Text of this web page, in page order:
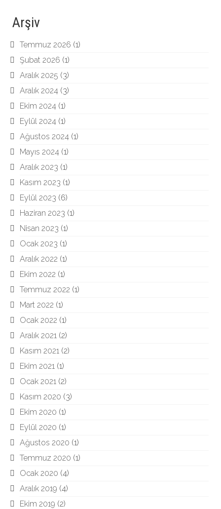
Arşiv
Temmuz 2026 (1)
Şubat 2026 (1)
Aralık 2025 (3)
Aralık 2024 (3)
Ekim 2024 (1)
Eylül 2024 (1)
Ağustos 2024 (1)
Mayıs 2024 (1)
Aralık 2023 (1)
Kasım 2023 (1)
Eylül 2023 (6)
Haziran 2023 (1)
Nisan 2023 (1)
Ocak 2023 (1)
Aralık 2022 (1)
Ekim 2022 (1)
Temmuz 2022 (1)
Mart 2022 (1)
Ocak 2022 (1)
Aralık 2021 (2)
Kasım 2021 (2)
Ekim 2021 (1)
Ocak 2021 (2)
Kasım 2020 (3)
Ekim 2020 (1)
Eylül 2020 (1)
Ağustos 2020 (1)
Temmuz 2020 (1)
Ocak 2020 (4)
Aralık 2019 (4)
Ekim 2019 (2)